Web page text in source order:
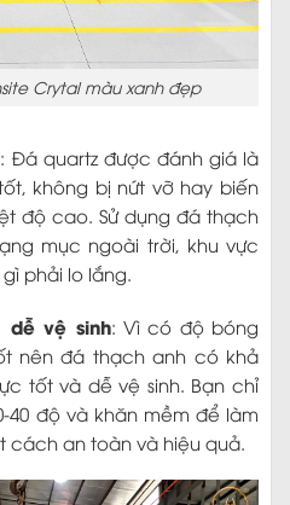
Crytal màu xanh đẹp
: Đá quartz được đánh giá là
không bị nứt vỡ hay biến
độ cao. Sử dụng đá thạch
mục ngoài trời, khu vực
phải lo lắng.
vệ sinh: Vì có độ bóng
nên đá thạch anh có khả
tốt và dễ vệ sinh. Bạn chỉ
40 độ và khăn mềm để làm
cách an toàn và hiệu quả.